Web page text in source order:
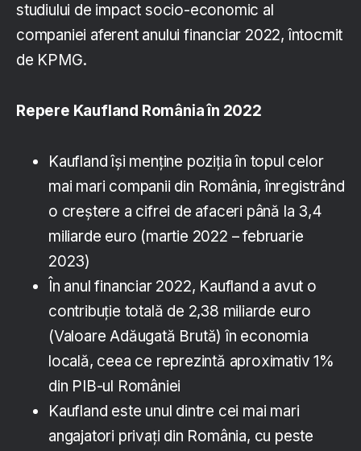
studiului de impact socio-economic al
companiei aferent anului financiar 2022, întocmit
de KPMG.
Repere Kaufland România în 2022
Kaufland își menține poziția în topul celor
mai mari companii din România, înregistrând
o creștere a cifrei de afaceri până la 3,4
miliarde euro (martie 2022 – februarie
2023)
În anul financiar 2022, Kaufland a avut o
contribuție totală de 2,38 miliarde euro
(Valoare Adăugată Brută) în economia
locală, ceea ce reprezintă aproximativ 1%
din PIB-ul României
Kaufland este unul dintre cei mai mari
angajatori privați din România, cu peste